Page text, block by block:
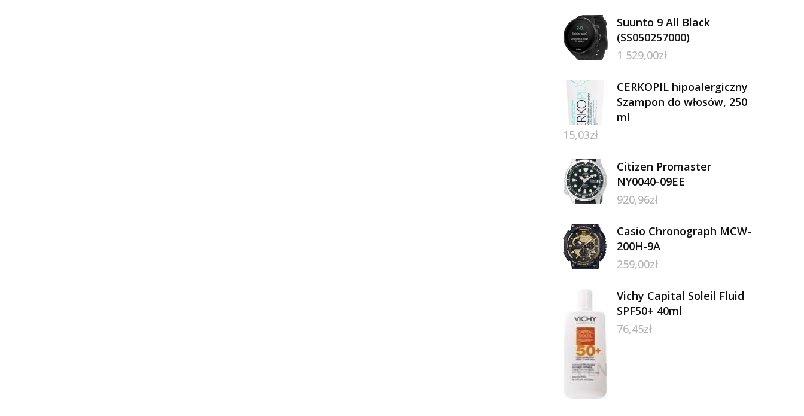
Suunto 9 All Black
(SS050257000)
1 529,00zł
CERKOPIL hipoalergiczny
Szampon do włosów, 250
ml
15,03zł
Citizen Promaster
NY0040-09EE
920,96zł
Casio Chronograph MCW-
200H-9A
259,00zł
Vichy Capital Soleil Fluid
SPF50+ 40ml
76,45zł